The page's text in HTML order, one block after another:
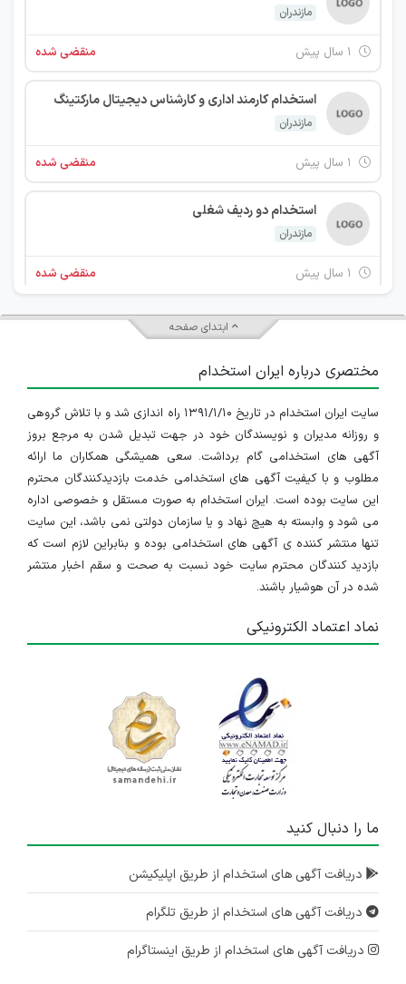
مازندران
منقضی شده
استخدام کارمند اداری و کارشناس دیجیتال مارکتینگ
مازندران
منقضی شده
استخدام دو ردیف شغلی
مازندران
منقضی شده
استخدام طراح و توسعه دهنده وب و ایمیل مارکتینگ و کارمند اداری و دفتری
۱ سال پیش منقضی شده
استخدام کارمند اداری و دفتری
مازندران
۳ سال پیش منقضی شده
استخدام کارمند اداری در موسسه بهسازان
مازندران
مازندران
۴ سال پیش
مازندران
ابتدای صفحه
مختصری درباره ایران استخدام
سایت ایران استخدام در تاریخ ۱۳۹۱/۱/۱۰ راه اندازی شد و با تلاش گروهی
و روزانه مدیران و نویسندگان خود در جهت تبدیل شدن به مرجع بروز
آگهی های استخدامی گام برداشت. سعی همیشگی همکاران ما ارائه
مطلوب و با کیفیت آگهی های استخدامی خدمت بازدیدکنندگان محترم
این سایت بوده است. ایران استخدام به صورت مستقل و خصوصی اداره
می شود و وابسته به هیچ نهاد و یا سازمان دولتی نمی باشد، این سایت
تنها منتشر کننده ی آگهی های استخدامی بوده و بنابراین لازم است که
بازدید کنندگان محترم سایت خود نسبت به صحت و سقم اخبار منتشر
شده در آن هوشیار باشند.
نماد اعتماد الکترونیکی
ما را دنبال کنید
دریافت آگهی های استخدام از طریق اپلیکیشن
دریافت آگهی های استخدام از طریق تلگرام
دریافت آگهی های استخدام از طریق اینستاگرام